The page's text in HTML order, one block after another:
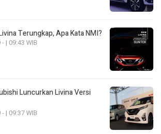
Terungkap, Apa Kata NMI?
| 09:43 WIB
Luncurkan Livina Versi
| 09:37 WIB